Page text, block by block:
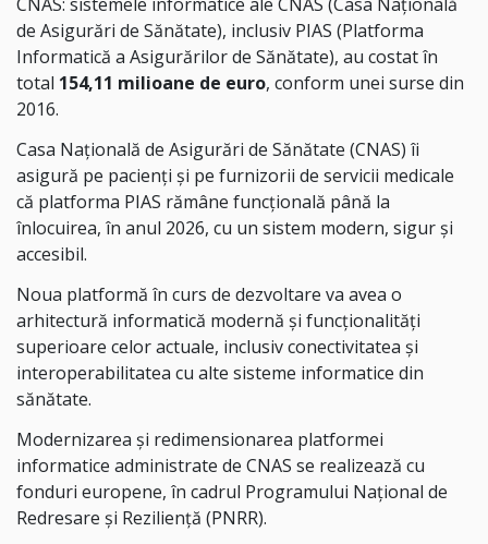
de Asigurări de Sănătate), inclusiv PIAS (Platforma
Informatică a Asigurărilor de Sănătate), au costat în
total 154,11 milioane de euro, conform unei surse din
2016.
Casa Națională de Asigurări de Sănătate (CNAS) îi
asigură pe pacienți și pe furnizorii de servicii medicale
că platforma PIAS rămâne funcțională până la
înlocuirea, în anul 2026, cu un sistem modern, sigur și
accesibil.
Noua platformă în curs de dezvoltare va avea o
arhitectură informatică modernă și funcționalități
superioare celor actuale, inclusiv conectivitatea și
interoperabilitatea cu alte sisteme informatice din
sănătate.
Modernizarea și redimensionarea platformei
informatice administrate de CNAS se realizează cu
fonduri europene, în cadrul Programului Național de
Redresare și Reziliență (PNRR).